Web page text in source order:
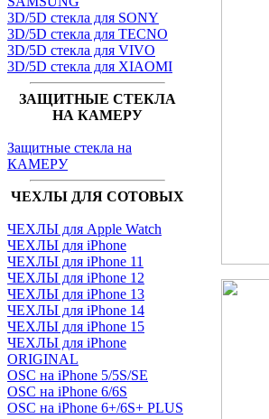
3D/5D стекла для SONY
3D/5D стекла для TECNO
3D/5D стекла для VIVO
3D/5D стекла для XIAOMI
ЗАЩИТНЫЕ СТЕКЛА
НА КАМЕРУ
Защитные стекла на
КАМЕРУ
ЧЕХЛЫ ДЛЯ СОТОВЫХ
ЧЕХЛЫ для Apple Watch
ЧЕХЛЫ для iPhone
ЧЕХЛЫ для iPhone 11
ЧЕХЛЫ для iPhone 12
ЧЕХЛЫ для iPhone 13
ЧЕХЛЫ для iPhone 14
ЧЕХЛЫ для iPhone 15
ЧЕХЛЫ для iPhone
ORIGINAL
OSC на iPhone 5/5S/SE
OSC на iPhone 6/6S
OSC на iPhone 6+/6S+ PLUS